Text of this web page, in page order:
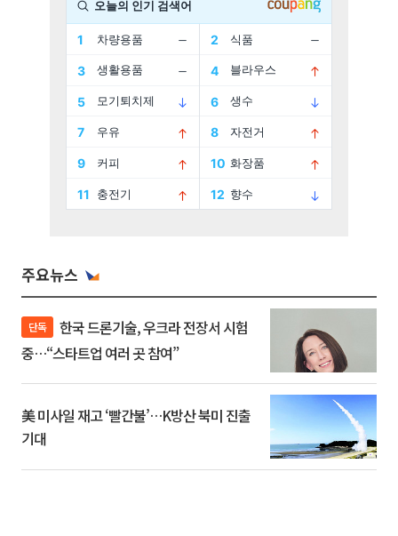
주요뉴스
단독
중…“스타트업 여러 곳 참여”
美 미사일 재고 ‘빨간불’…K방산 북미 진출
기대